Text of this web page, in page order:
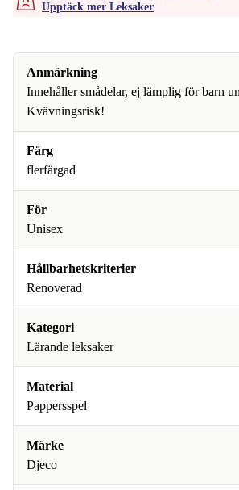
Upptäck mer Leksaker
Anmärkning
Innehåller smådelar, ej lämplig för barn
Kvävningsrisk!
Färg
flerfärgad
För
Unisex
Hållbarhetskriterier
Renoverad
Kategori
Lärande leksaker
Material
Pappersspel
Märke
Djeco